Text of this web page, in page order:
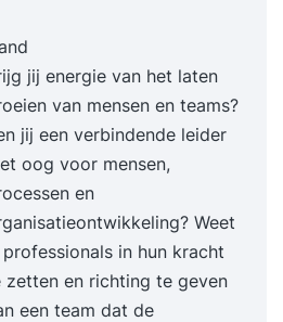
jij energie van het laten
van mensen en teams?
jij een verbindende leider
oog voor mensen,
en
Weet
in hun kracht
zetten en richting te geven
een team dat de